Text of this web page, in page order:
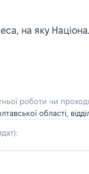
на яку
роботи чи
області,
: